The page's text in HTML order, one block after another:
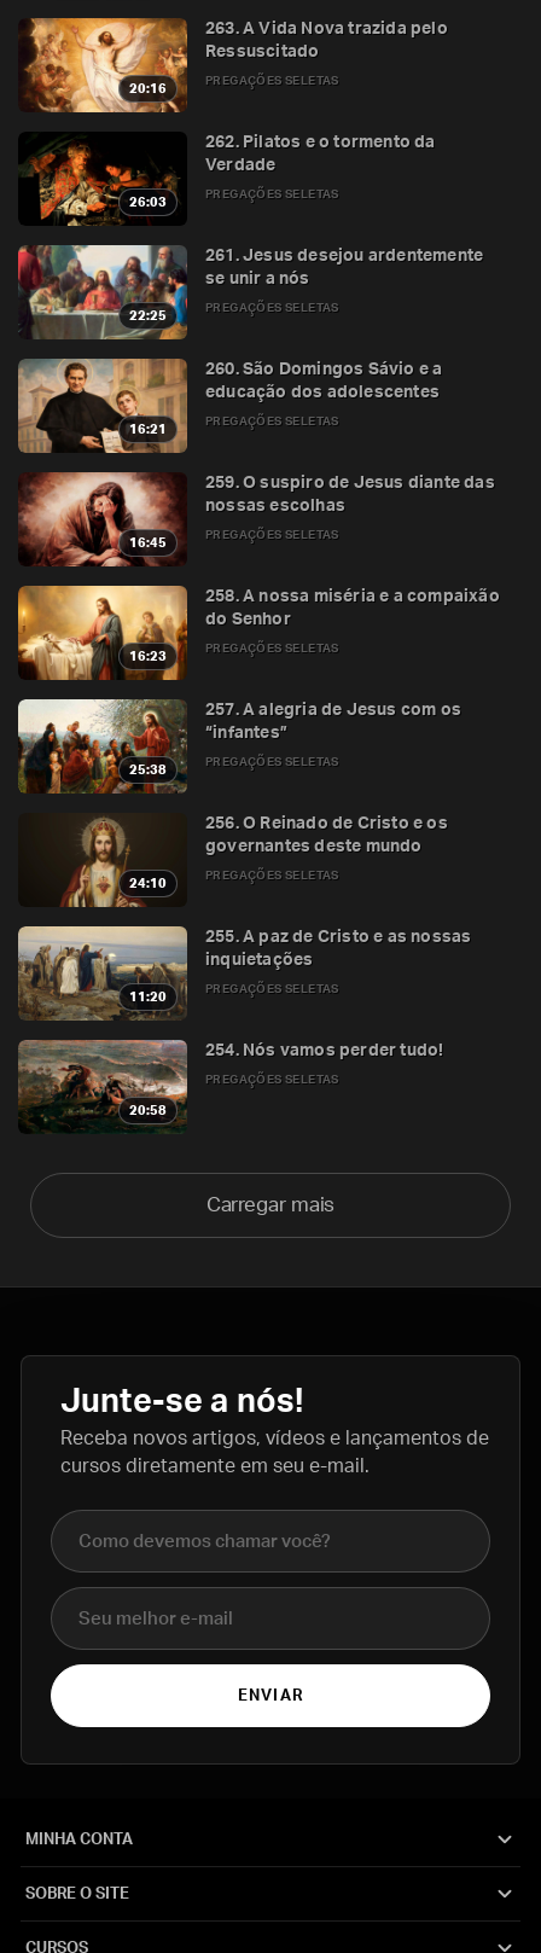
20:16
263. A Vida Nova trazida pelo
Ressuscitado
PREGAÇÕES SELETAS
26:03
262. Pilatos e o tormento da
Verdade
PREGAÇÕES SELETAS
22:25
261. Jesus desejou ardentemente
se unir a nós
PREGAÇÕES SELETAS
16:21
260. São Domingos Sávio e a
educação dos adolescentes
PREGAÇÕES SELETAS
16:45
259. O suspiro de Jesus diante das
nossas escolhas
PREGAÇÕES SELETAS
16:23
258. A nossa miséria e a compaixão
do Senhor
PREGAÇÕES SELETAS
25:38
257. A alegria de Jesus com os
“infantes”
PREGAÇÕES SELETAS
24:10
256. O Reinado de Cristo e os
governantes deste mundo
PREGAÇÕES SELETAS
11:20
255. A paz de Cristo e as nossas
inquietações
PREGAÇÕES SELETAS
20:58
254. Nós vamos perder tudo!
PREGAÇÕES SELETAS
Carregar mais
Junte-se a nós!
Receba novos artigos, vídeos e lançamentos de
cursos diretamente em seu e-mail.
Nome completo
E-mail
ENVIAR
MINHA CONTA
SOBRE O SITE
CURSOS